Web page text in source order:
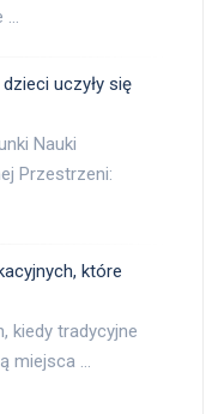
…
uczyły się
Nauki
Przestrzeni:
które
kiedy tradycyjne
miejsca …